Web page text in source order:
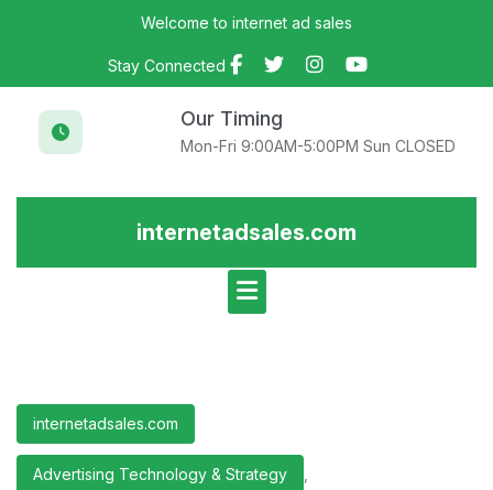
Welcome to internet ad sales
Stay Connected
Our Timing
Mon-Fri 9:00AM-5:00PM Sun CLOSED
internetadsales.com
internetadsales.com
Advertising Technology & Strategy